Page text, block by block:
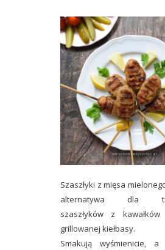
Szaszłyki z mięsa
alternatywa dla
szaszłyków z
grillowanej kiełbasy.
Smakują wyśmienicie,